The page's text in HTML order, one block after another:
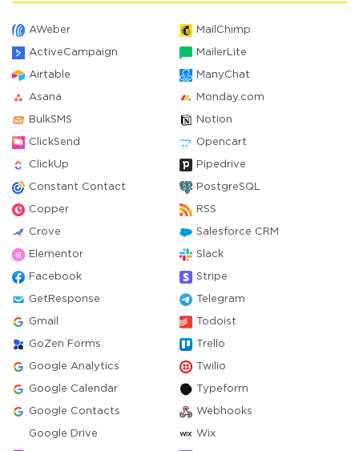
AWeber MailChimp
ActiveCampaign MailerLite
Airtable ManyChat
Asana Monday.com
BulkSMS Notion
ClickSend Opencart
ClickUp Pipedrive
Constant Contact PostgreSQL
Copper RSS
Crove Salesforce CRM
Elementor Slack
Facebook Stripe
GetResponse Telegram
Gmail Todoist
GoZen Forms Trello
Google Analytics Twilio
Google Calendar Typeform
Google Contacts Webhooks
Google Drive Wix